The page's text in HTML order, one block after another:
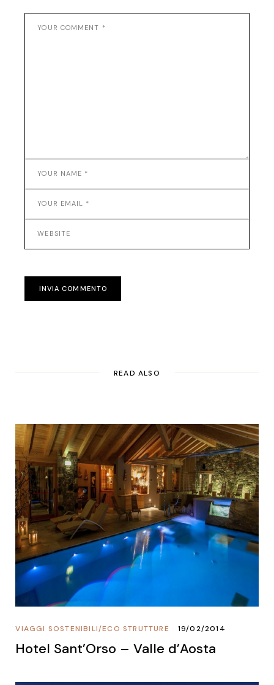
INVIA COMMENTO
READ ALSO
ECO STRUTTURE
/
VIAGGI SOSTENIBILI 19/02/2014
Hotel Sant’Orso – Valle d’Aosta